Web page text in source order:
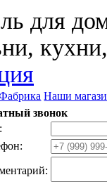
для
Наши
звонок